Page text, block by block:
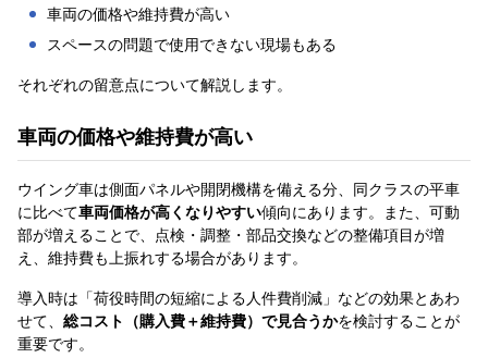
車両の価格や維持費が高い
スペースの問題で使用できない現場もある
それぞれの留意点について解説します。
車両の価格や維持費が高い
ウイング車は側面パネルや開閉機構を備える分、同クラスの平車
に比べて車両価格が高くなりやすい傾向にあります。また、可動
部が増えることで、点検・調整・部品交換などの整備項目が増
え、維持費も上振れする場合があります。
導入時は「荷役時間の短縮による人件費削減」などの効果とあわ
せて、 総コスト（購入費＋維持費）で見合うかを検討することが
重要です。